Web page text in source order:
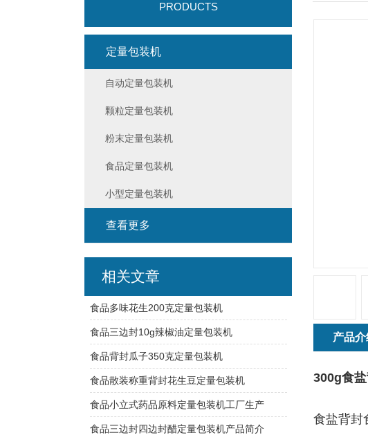
产品
300g食
食盐背封
PRODUCTS
定量包装机
自动定量包装机
颗粒定量包装机
粉末定量包装机
食品定量包装机
小型定量包装机
查看更多
相关文章
食品多味花生200克定量包装机
食品三边封10g辣椒油定量包装机
食品背封瓜子350克定量包装机
食品散装称重背封花生豆定量包装机
食品小立式药品原料定量包装机工厂生产
食品三边封四边封醋定量包装机产品简介